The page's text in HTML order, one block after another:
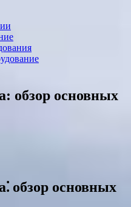
обзор основных
обзор основных